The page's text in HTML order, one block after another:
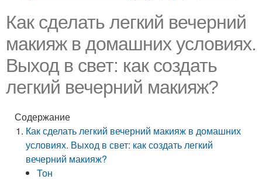
Как сделать легкий вечерний
макияж в домашних условиях.
Выход в свет: как создать
легкий вечерний макияж?
Содержание
Как сделать легкий вечерний макияж в домашних
условиях. Выход в свет: как создать легкий
вечерний макияж?
Тон